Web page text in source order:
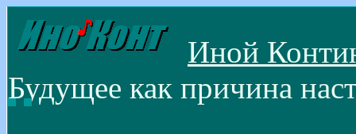
Иной
Будущее как причина